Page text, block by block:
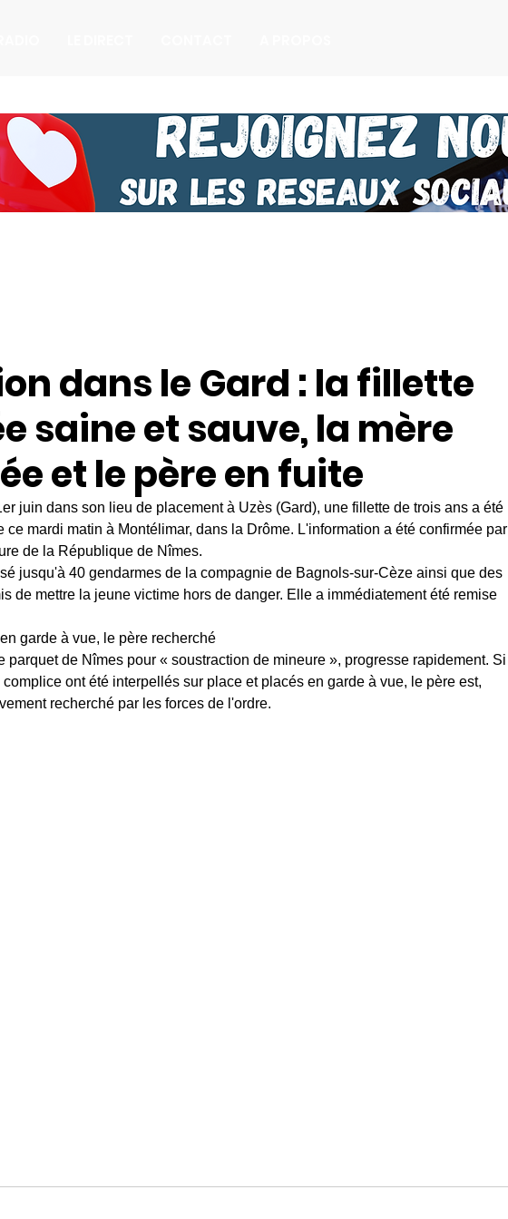
dans le Gard : la fillette
saine et sauve, la mère
et le père en fuite
juin dans son lieu de placement à Uzès (Gard), une fillette de trois ans a été
ce mardi matin à Montélimar, dans la Drôme. L'information a été confirmée par
de la République de Nîmes.
jusqu'à 40 gendarmes de la compagnie de Bagnols-sur-Cèze ainsi que des
de mettre la jeune victime hors de danger. Elle a immédiatement été remise
garde à vue, le père recherché
parquet de Nîmes pour « soustraction de mineure », progresse rapidement. Si
complice ont été interpellés sur place et placés en garde à vue, le père est,
recherché par les forces de l'ordre.